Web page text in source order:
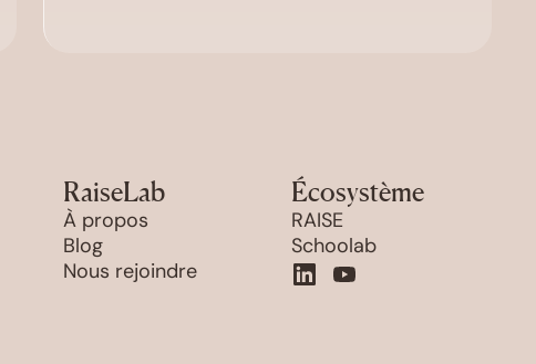
RaiseLab
À propos
Blog
Nous rejoindre
Écosystème
RAISE
Schoolab